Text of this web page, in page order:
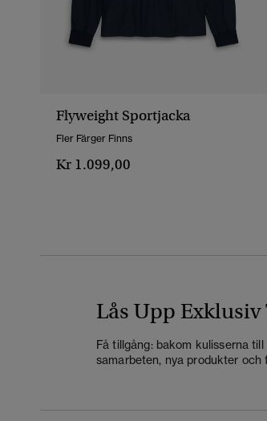
Flyweight Sportjacka
Fler Färger Finns
Kr 1.099,00
Lås Upp
Få tillgång: bakom kulisserna till
samarbeten, nya produkter och